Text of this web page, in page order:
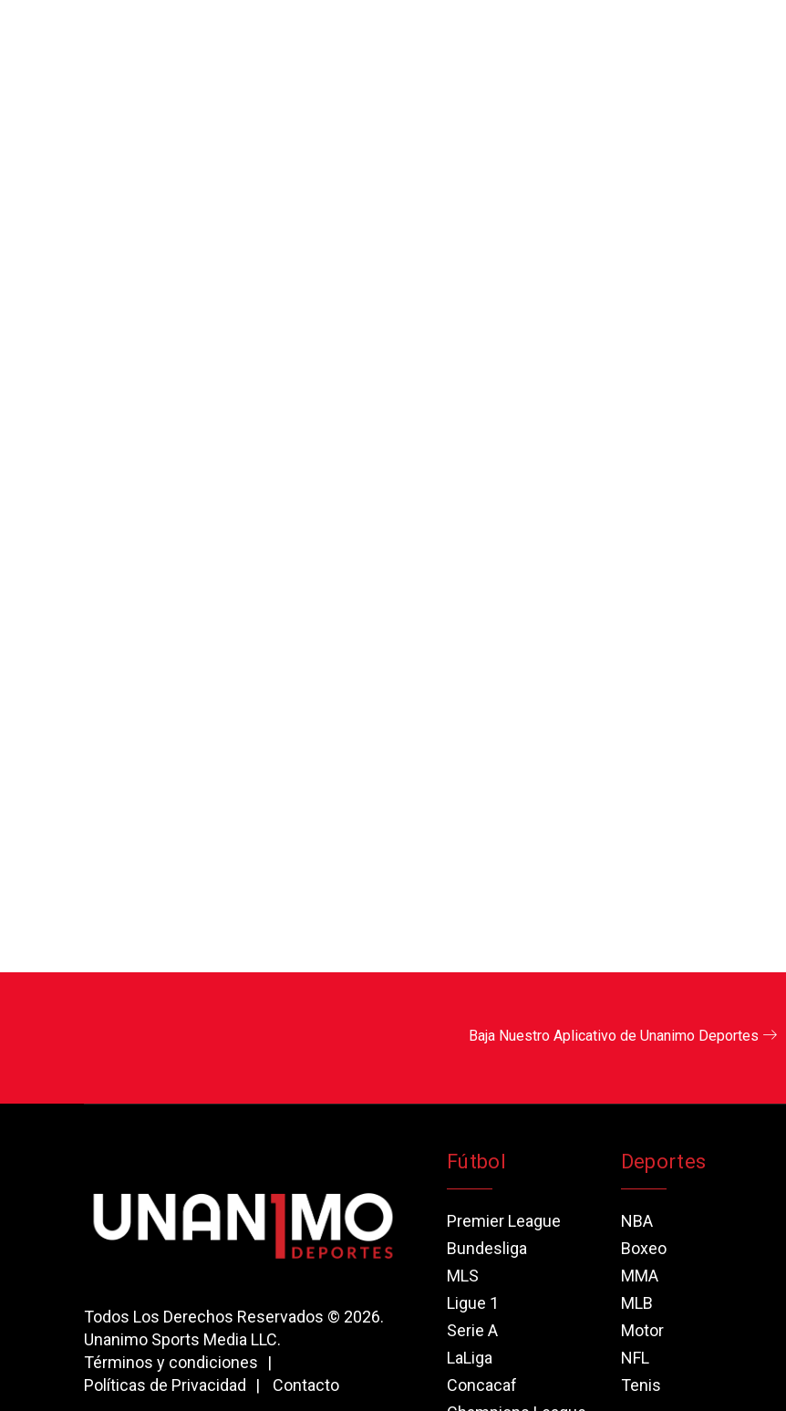
Baja Nuestro Aplicativo de Unanimo Deportes
Todos Los Derechos Reservados © 2026.
Unanimo Sports Media LLC.
Términos y condiciones
Políticas de Privacidad
Contacto
Fútbol
Premier League
Bundesliga
MLS
Ligue 1
Serie A
LaLiga
Concacaf
Deportes
NBA
Boxeo
MMA
MLB
Motor
NFL
Tenis